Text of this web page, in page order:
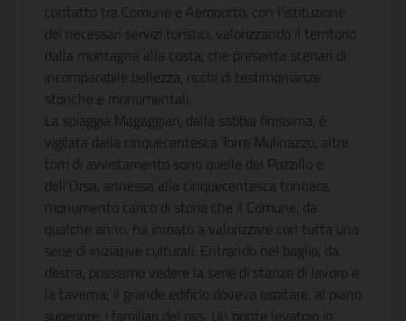
contatto tra Comune e Aeroporto, con l’istituzione
dei necessari servizi turistici, valorizzando il territorio
dalla montagna alla costa, che presenta scenari di
incomparabile bellezza, ricchi di testimonianze
stonche e monumentali.
La spiaggia Magaggiari, dalla sabbia finissima, è
vigilata dalla cinquecentesca Torre Mulinazzo, altre
torri di avvistamento sono quelle del Pozzillo e
dell’Orsa, annessa alla cinquecentesca tonnara,
monumento carico di storia che il Comune, da
qualche anno, ha iniziato a valorizzare con tutta una
serie di iniziative culturali. Entrando nel baglio, da
destra, possiamo vedere la serie di stanze di lavoro e
la taverna; il grande edificio doveva ospitare, al piano
superiore, i familiari del rais. Un ponte levatoio in